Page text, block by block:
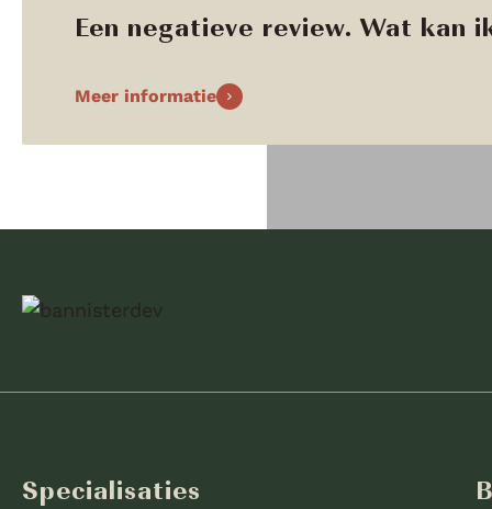
Een negatieve review. Wat kan
Meer informatie
Specialisaties